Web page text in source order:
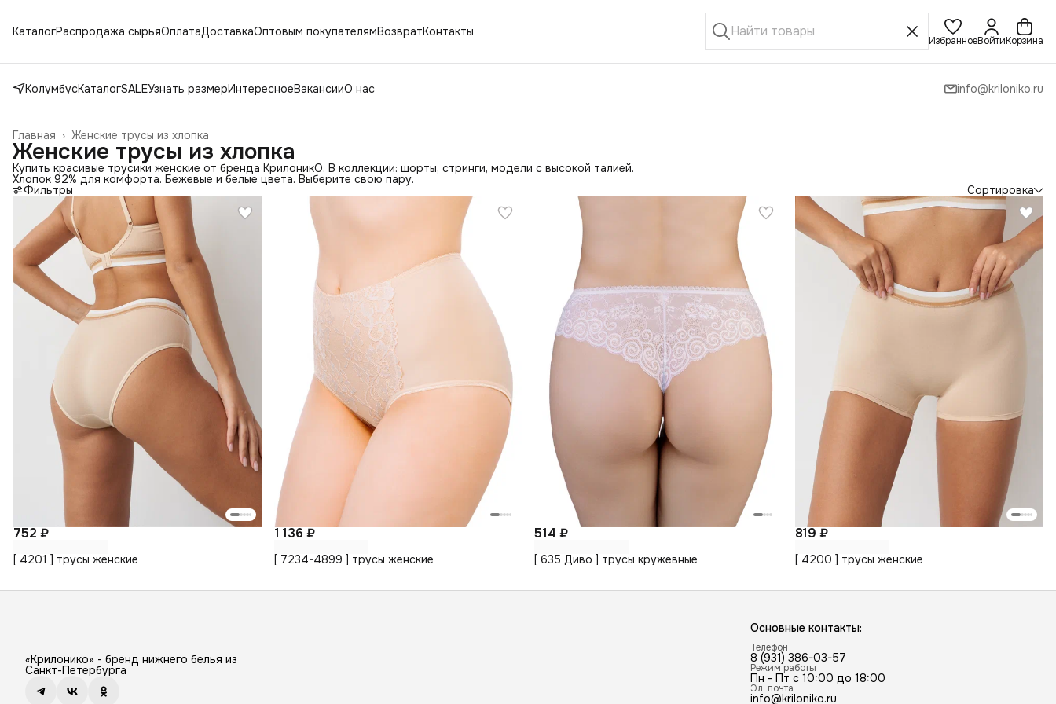
КаталогРаспродажа сырьяОплатаДоставкаОптовым покупателямВозвратКонтакты
ИзбранноеВойтиКорзина
КолумбусКаталогSALEУзнать размерИнтересноеВакансииО нас info@kriloniko.ru
Женские трусы из хлопка
Главная ›
Женские трусы из хлопка
Купить красивые трусики женские от бренда КрилоникО. В коллекции: шорты, стринги, модели с высокой талией.
Хлопок 92% для комфорта. Бежевые и белые цвета. Выберите свою пару.
Фильтры Сортировка
752 ₽
[ 4201 ] трусы женские
1 136 ₽
[ 7234-4899 ] трусы женские
514 ₽
[ 635 Диво ] трусы кружевные
819 ₽
[ 4200 ] трусы женские
«Крилонико» - бренд нижнего белья из
Санкт-Петербурга
Основные контакты:
Телефон
8 (931) 386-03-57
Режим работы
Пн - Пт с 10:00 до 18:00
Эл. почта
info@kriloniko.ru